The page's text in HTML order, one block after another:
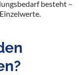
besteht –